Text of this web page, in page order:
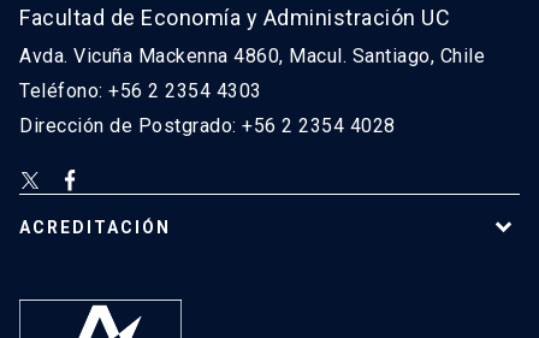
Facultad de Economía y Administración UC
Avda. Vicuña Mackenna 4860, Macul. Santiago, Chile
Teléfono: +56 2 2354 4303
Dirección de Postgrado: +56 2 2354 4028
ACREDITACIÓN